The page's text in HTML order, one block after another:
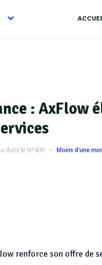
: AxFlow
dans le N°409 Moins d'une
renforce son offre de